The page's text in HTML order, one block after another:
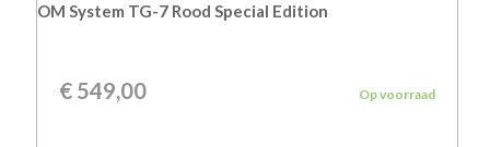
OM System TG-7 Rood Special Edition
€549,00 Op voorraad